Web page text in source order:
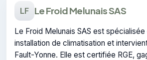
LF Le Froid Melunais SAS
Le Froid Melunais SAS est
installation de climatisation et
Fault-Yonne. Elle est certifiée RGE,